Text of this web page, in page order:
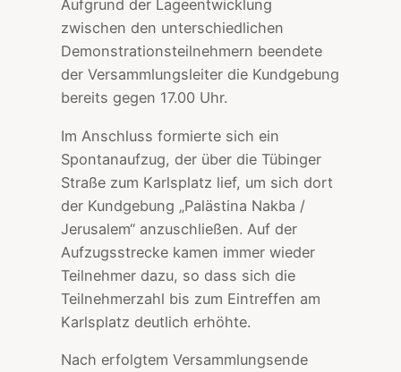
Aufgrund der Lageentwicklung
zwischen den unterschiedlichen
Demonstrationsteilnehmern beendete
der Versammlungsleiter die Kundgebung
bereits gegen 17.00 Uhr.
Im Anschluss formierte sich ein
Spontanaufzug, der über die Tübinger
Straße zum Karlsplatz lief, um sich dort
der Kundgebung „Palästina Nakba /
Jerusalem“ anzuschließen. Auf der
Aufzugsstrecke kamen immer wieder
Teilnehmer dazu, so dass sich die
Teilnehmerzahl bis zum Eintreffen am
Karlsplatz deutlich erhöhte.
Nach erfolgtem Versammlungsende